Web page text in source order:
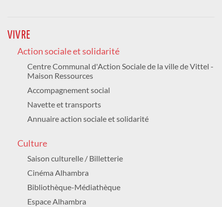
CHRISTOPHE FEVRE
Culture / GRATUIT
LUNDI 24 AOÛT 2026
Hippodrome de Vittel
D18 Lieu-dit l'Orée du Bois
COURSES HIPPIQUES
Sport / Animation
19h00
166 rue Charles Garnier
SOIRÉE DU MUSÉE
Culture
VIVRE
Action sociale et solidarité
Centre Communal d'Action Sociale de la ville de Vittel -
Maison Ressources
Accompagnement social
Navette et transports
Annuaire action sociale et solidarité
Culture
Saison culturelle / Billetterie
Cinéma Alhambra
Bibliothèque-Médiathèque
Espace Alhambra